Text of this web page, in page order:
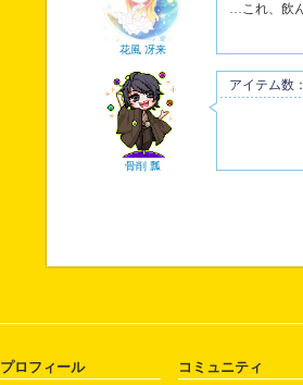
花風 冴来
…これ、飲
骨削 瓢
アイテム数
プロフィール コミュニティ